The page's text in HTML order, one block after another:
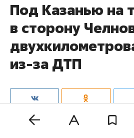
Под Казанью на
в сторону
из-за ДТП
На трассе М7 в сторону